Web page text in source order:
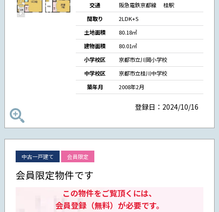
交通
阪急電鉄京都線 桂駅
間取り
2LDK+S
土地面積
80.18㎡
建物面積
80.01㎡
小学校区
京都市立川岡小学校
中学校区
京都市立桂川中学校
築年月
2008年2月
登録日：2024/10/16
中古一戸建て 会員限定
会員限定物件です
この物件をご覧頂くには、
会員登録（無料）が必要です。